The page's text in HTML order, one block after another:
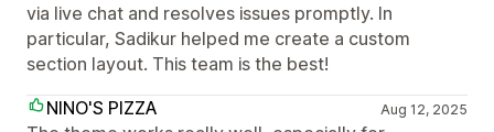
via live chat and resolves issues promptly. In
particular, Sadikur helped me create a custom
section layout. This team is the best!
NINO'S PIZZA
Aug 12, 2025